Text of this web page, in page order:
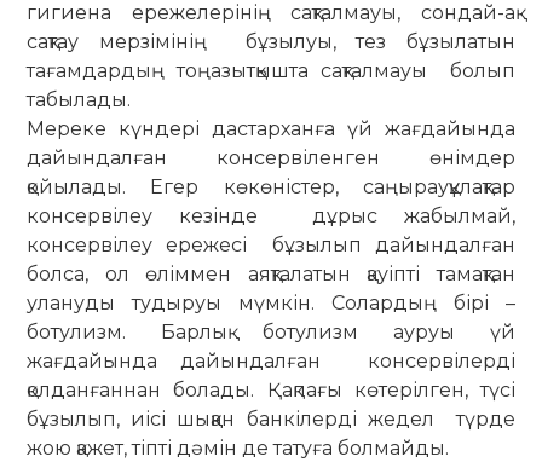
гигиена ережелерінің сақталмауы, сондай-ақ
сақтау мерзімінің бұзылуы, тез бұзылатын
тағамдардың тоңазытқышта сақталмауы болып
табылады.
Мереке күндері дастарханға үй жағдайында
дайындалған консервіленген өнімдер
қойылады. Егер көкөністер, саңырауқұлақтар
консервілеу кезінде дұрыс жабылмай,
консервілеу ережесі бұзылып дайындалған
болса, ол өліммен аяқталатын қауіпті тамақтан
улануды тудыруы мүмкін. Солардың бірі –
ботулизм. Барлық ботулизм ауруы үй
жағдайында дайындалған консервілерді
қолданғаннан болады. Қақпағы көтерілген, түсі
бұзылып, иісі шыққан банкілерді жедел түрде
жою қажет, тіпті дәмін де татуға болмайды.